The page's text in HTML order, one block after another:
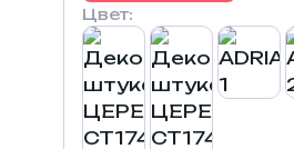
Цвет: